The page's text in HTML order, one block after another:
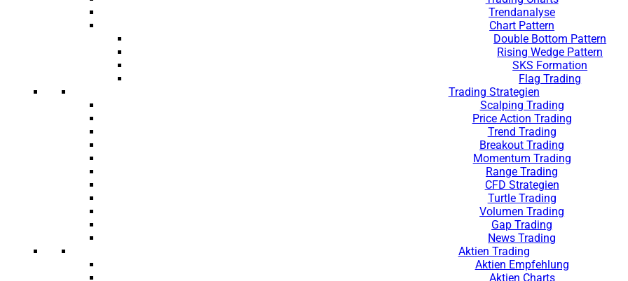
Trendanalyse
Chart Pattern
Double Bottom Pattern
Rising Wedge Pattern
SKS Formation
Flag Trading
Trading Strategien
Scalping Trading
Price Action Trading
Trend Trading
Breakout Trading
Momentum Trading
Range Trading
CFD Strategien
Turtle Trading
Volumen Trading
Gap Trading
News Trading
Aktien Trading
Aktien Empfehlung
Aktien Charts